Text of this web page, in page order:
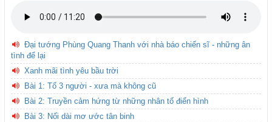
Đại tướng Phùng Quang Thanh với nhà báo chiến sĩ - những ân
tình để lại
Xanh mãi tình yêu bầu trời
Bài 1: Tổ 3 người - xưa mà không cũ
Bài 2: Truyền cảm hứng từ những nhân tố điển hình
Bài 3: Nối dài mơ ước tân binh